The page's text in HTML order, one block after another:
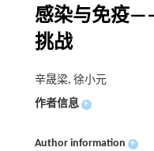
感染与免疫
挑战
辛晟梁, 徐小元
作者信息 +
Author information +